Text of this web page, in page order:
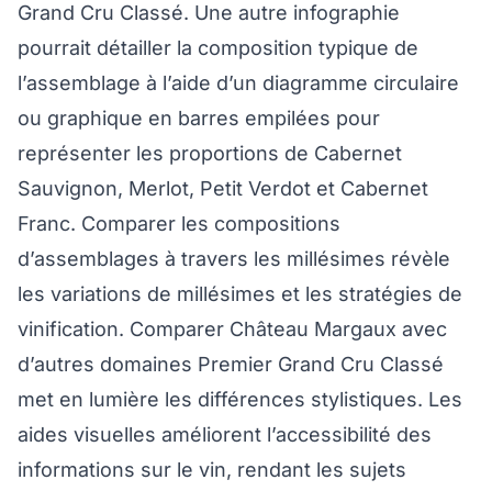
Grand Cru Classé. Une autre infographie
pourrait détailler la composition typique de
l’assemblage à l’aide d’un diagramme circulaire
ou graphique en barres empilées pour
représenter les proportions de Cabernet
Sauvignon, Merlot, Petit Verdot et Cabernet
Franc. Comparer les compositions
d’assemblages à travers les millésimes révèle
les variations de millésimes et les stratégies de
vinification. Comparer Château Margaux avec
d’autres domaines Premier Grand Cru Classé
met en lumière les différences stylistiques. Les
aides visuelles améliorent l’accessibilité des
informations sur le vin, rendant les sujets